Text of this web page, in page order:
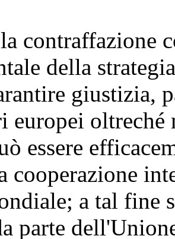
contraffazione
della
giustizia,
europei oltreché
essere
cooperazione
a tal fine
parte